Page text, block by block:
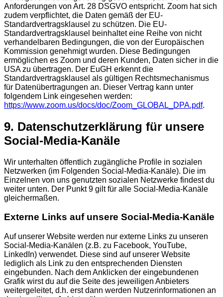
Anforderungen von Art. 28 DSGVO entspricht. Zoom hat sich
zudem verpflichtet, die Daten gemäß der EU-
Standardvertragsklausel zu schützen. Die EU-
Standardvertragsklausel beinhaltet eine Reihe von nicht
verhandelbaren Bedingungen, die von der Europäischen
Kommission genehmigt wurden. Diese Bedingungen
ermöglichen es Zoom und deren Kunden, Daten sicher in die
USA zu übertragen. Der EuGH erkennt die
Standardvertragsklausel als gültigen Rechtsmechanismus
für Datenübertragungen an. Dieser Vertrag kann unter
folgendem Link eingesehen werden:
https://www.zoom.us/docs/doc/Zoom_GLOBAL_DPA.pdf.
9. Datenschutzerklärung für unsere
Social-Media-Kanäle
Wir unterhalten öffentlich zugängliche Profile in sozialen
Netzwerken (im Folgenden Social-Media-Kanäle). Die im
Einzelnen von uns genutzten sozialen Netzwerke findest du
weiter unten. Der Punkt 9 gilt für alle Social-Media-Kanäle
gleichermaßen.
Externe Links auf unsere Social-Media-Kanäle
Auf unserer Website werden nur externe Links zu unseren
Social-Media-Kanälen (z.B. zu Facebook, YouTube,
LinkedIn) verwendet. Diese sind auf unserer Website
lediglich als Link zu den entsprechenden Diensten
eingebunden. Nach dem Anklicken der eingebundenen
Grafik wirst du auf die Seite des jeweiligen Anbieters
weitergeleitet, d.h. erst dann werden Nutzerinformationen an